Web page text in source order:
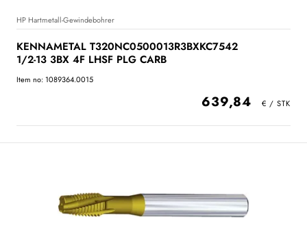
HP Hartmetall-Gewindebohrer
KENNAMETAL T320NC0500013R3BXKC7542
1/2-13 3BX 4F LHSF PLG CARB
Item no: 1089364.0015
639,84